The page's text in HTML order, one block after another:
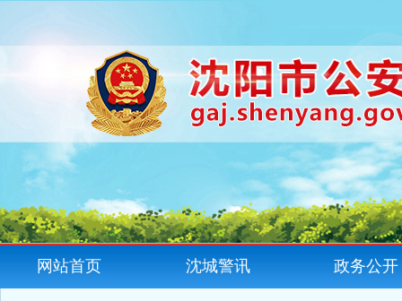
网站首页 沈城警讯 政务公开